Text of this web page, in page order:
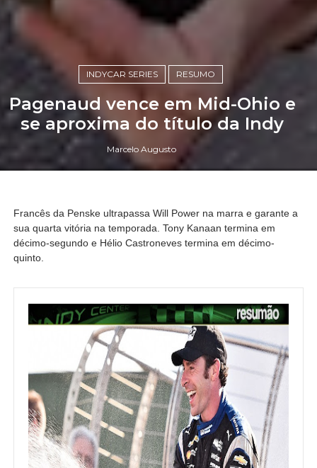
INDYCAR SERIES RESUMO
Pagenaud vence em Mid-Ohio e
se aproxima do título da Indy
Marcelo Augusto
Francês da Penske ultrapassa Will Power na marra e garante a
sua quarta vitória na temporada. Tony Kanaan termina em
décimo-segundo e Hélio Castroneves termina em décimo-
quinto.